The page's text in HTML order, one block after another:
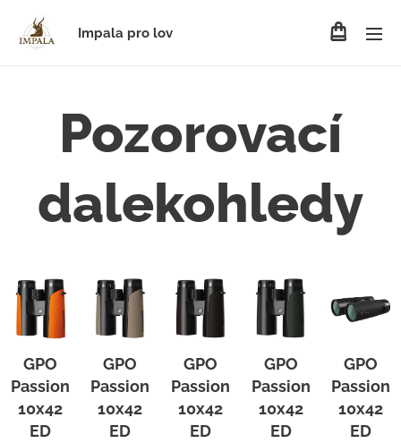
Impala pro lov
Pozorovací
dalekohledy
GPO
Passion
10x42
ED
GPO
Passion
10x42
ED
GPO
Passion
10x42
ED
GPO
Passion
10x42
ED
GPO
Passion
10x42
ED